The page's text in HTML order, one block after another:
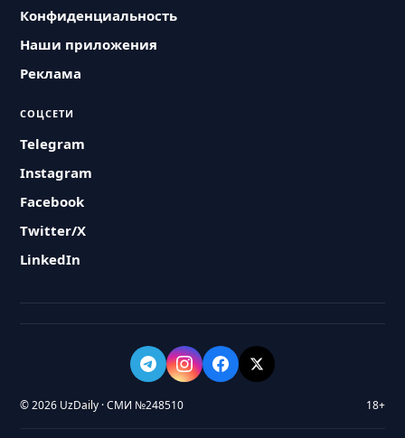
Конфиденциальность
Наши приложения
Реклама
СОЦСЕТИ
Telegram
Instagram
Facebook
Twitter/X
LinkedIn
© 2026 UzDaily · СМИ №248510 18+